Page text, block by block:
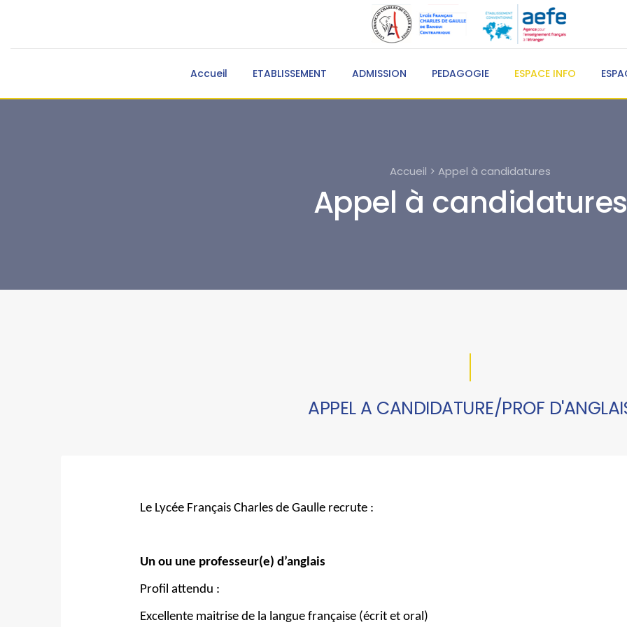
Accueil ETABLISSEMENT ADMISSION PEDAGOGIE ESPACE INFO
Accueil > Appel à candidatures
Appel à candidatures
APPEL A CANDIDATURE/PROF
Le Lycée Français Charles de Gaulle recrute :
Un ou une professeur(e) d’anglais
Profil attendu :
Excellente maitrise de la langue française (écrit et oral)